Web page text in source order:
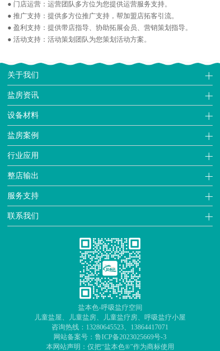
● 门店运营：运营团队多方位为您提供运营服务支持。
● 推广支持：提供多方位推广支持，帮加盟店拓客引流。
● 盈利支持：提供带店指导、协助拓展会员、营销策划指导。
● 活动支持：活动策划团队为您策划活动方案。
关于我们
盐房资讯
设备材料
盐房案例
行业应用
整店输出
服务支持
联系我们
盐本色-呼吸盐疗空间
儿童盐屋、 儿童盐房、 儿童盐疗房、 呼吸盐疗小屋
咨询热线：13280645523、13864417071
网站备案号： 鲁ICP备2023025669号-3
本网站声明：仅把“盐本色®”作为商标使用